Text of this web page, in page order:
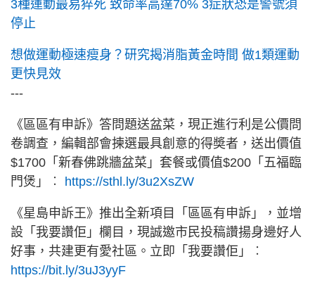
3種運動最易猝死 致命率高達70% 3症狀恐是警號須
停止
想做運動極速瘦身？研究揭消脂黃金時間 做1類運動
更快見效
---
《區區有申訴》答問題送盆菜，現正進行利是公價問
卷調查，編輯部會揀選最具創意的得奬者，送出價值
$1700「新春佛跳牆盆菜」套餐或價值$200「五福臨
門煲」︰ https://sthl.ly/3u2XsZW
《星島申訴王》推出全新項目「區區有申訴」，並增
設「我要讚佢」欄目，現誠邀市民投稿讚揚身邊好人
好事，共建更有愛社區。立即「我要讚佢」︰
https://bit.ly/3uJ3yyF